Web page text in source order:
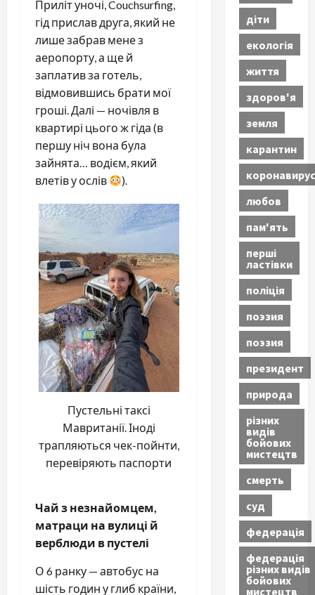
Приліт уночі, Couchsurfing,
гід прислав друга, який не
лише забрав мене з
аеропорту, а ще й
заплатив за готель,
відмовившись брати мої
гроші. Далі — ночівля в
квартирі цього ж гіда (в
першу ніч вона була
зайнята… водієм, який
влетів у ослів
).
Пустельні таксі
Мавританії. Іноді
трапляються чек-пойнти,
перевіряють паспорти
Чай з незнайомцем,
матраци на вулиці й
верблюди в пустелі
О 6 ранку — автобус на
шість годин у глиб країни,
діти
екологія
життя
здоров'я
земля
карантин
коронавирус
любов
пам'ять
перші
ластівки
поліція
поэзия
поэзия
президент
природа
різних
видів
бойових
мистецтв
смерть
суд
федерація
федерація
різних видів
бойових
мистецтв